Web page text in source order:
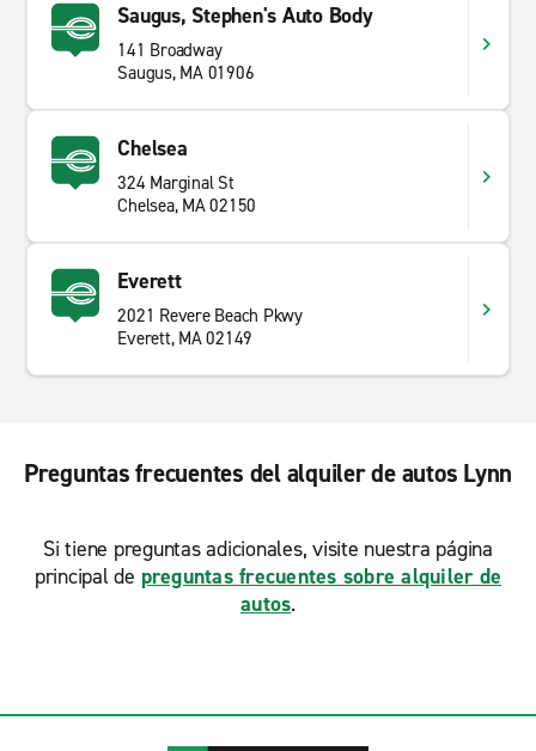
Saugus, Stephen's Auto Body
141 Broadway
Saugus, MA 01906
Chelsea
324 Marginal St
Chelsea, MA 02150
Everett
2021 Revere Beach Pkwy
Everett, MA 02149
Preguntas frecuentes del alquiler de autos Lynn
Si tiene preguntas adicionales, visite nuestra página
principal de preguntas frecuentes sobre alquiler de
autos.